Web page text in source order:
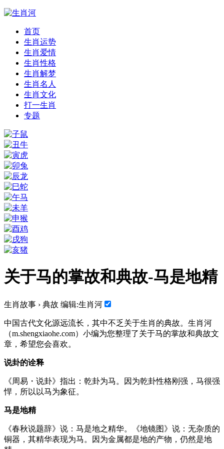
首页
生肖运势
生肖爱情
生肖性格
生肖解梦
生肖名人
生肖文化
打一生肖
专题
关于马的掌故和典故-马是地精
生肖故事 › 典故 编辑:生肖河
中国古代文化源远流长，其中不乏关于生肖的典故。生肖河
（m.shengxiaohe.com）小编为您整理了关于马的掌故和典故文
章，希望您会喜欢。
说卦的诠释
《周易・说卦》指出：乾卦为马。因为乾卦性格刚强，马很强
悍，所以以马为象征。
马是地精
《春秋说题辞》说：马是地之精华。《地镜图》说：无杂质的
铜器，其精华表现为马。因为金属都是地的产物，仍然是地